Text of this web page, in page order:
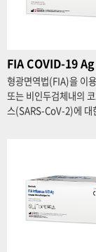
FIA COVID-19 Ag
형광면역법(FIA)을 이
또는 비인두검체내의
스(SARS-CoV-2)에 대